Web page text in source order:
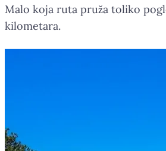
Malo koja ruta pruža toliko
kilometara.